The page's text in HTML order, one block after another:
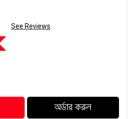
See Reviews